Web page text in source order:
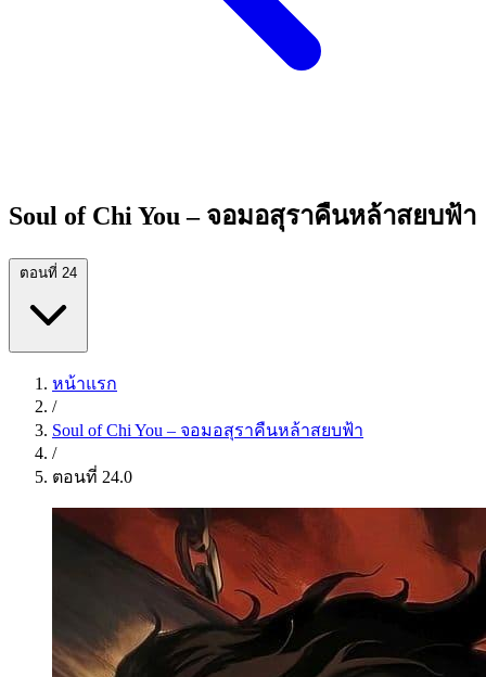
Soul of Chi You – จอมอสุราคืนหล้าสยบฟ้า
ตอนที่ 24
หน้าแรก
/
Soul of Chi You – จอมอสุราคืนหล้าสยบฟ้า
/
ตอนที่ 24.0